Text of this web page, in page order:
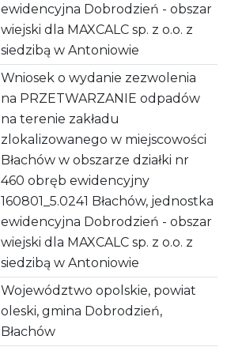
ewidencyjna Dobrodzień - obszar
wiejski dla MAXCALC sp. z o.o. z
siedzibą w Antoniowie
Wniosek o wydanie zezwolenia
na PRZETWARZANIE odpadów
na terenie zakładu
zlokalizowanego w miejscowości
Błachów w obszarze działki nr
460 obręb ewidencyjny
160801_5.0241 Błachów, jednostka
ewidencyjna Dobrodzień - obszar
wiejski dla MAXCALC sp. z o.o. z
siedzibą w Antoniowie
Województwo opolskie, powiat
oleski, gmina Dobrodzień,
Błachów